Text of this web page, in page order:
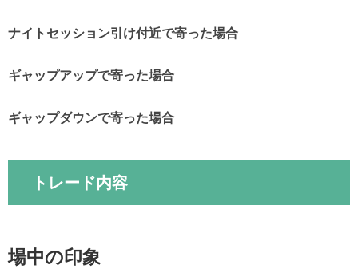
ナイトセッション引け付近で寄った場合
ギャップアップで寄った場合
ギャップダウンで寄った場合
トレード内容
場中の印象